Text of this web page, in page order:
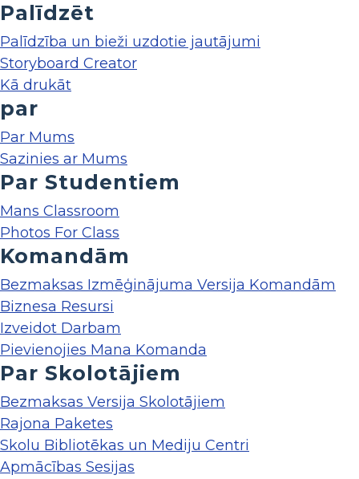
Palīdzēt
Palīdzība un bieži uzdotie jautājumi
Storyboard Creator
Kā drukāt
par
Par Mums
Sazinies ar Mums
Par Studentiem
Mans Classroom
Photos For Class
Komandām
Bezmaksas Izmēģinājuma Versija Komandām
Biznesa Resursi
Izveidot Darbam
Pievienojies Mana Komanda
Par Skolotājiem
Bezmaksas Versija Skolotājiem
Rajona Paketes
Skolu Bibliotēkas un Mediju Centri
Apmācības Sesijas